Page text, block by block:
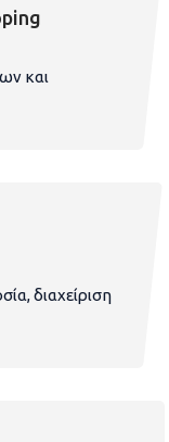
και
διαχείριση